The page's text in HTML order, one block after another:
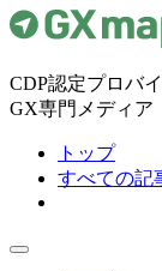
CDP認定プロバ
GX専門メディア
トップ
すべての記